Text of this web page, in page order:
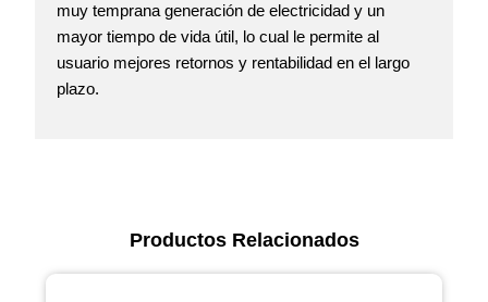
muy temprana generación de electricidad y un
mayor tiempo de vida útil, lo cual le permite al
usuario mejores retornos y rentabilidad en el largo
plazo.
Productos Relacionados